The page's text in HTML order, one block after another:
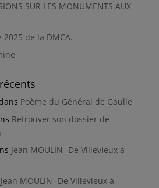
SUR LES MONUMENTS AUX
2025 de la DMCA.
dans Poème du Général de Gaulle
Retrouver son dossier de
Jean MOULIN -De Villevieux à
Jean MOULIN -De Villevieux à